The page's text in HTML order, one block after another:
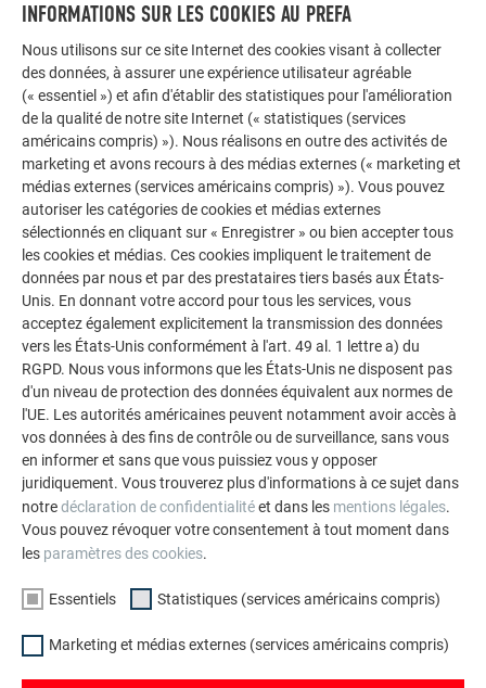
Poches à clous avec
Marteau de serrurier
Cisaille
Cisaille
Pince à plier
Pince à déplier
INFORMATIONS SUR LES COOKIES AU PREFA
Nous utilisons sur ce site Internet des cookies visant à collecter
des données, à assurer une expérience utilisateur agréable
(« essentiel ») et afin d'établir des statistiques pour l'amélioration
de la qualité de notre site Internet (« statistiques (services
américains compris) »). Nous réalisons en outre des activités de
marketing et avons recours à des médias externes (« marketing et
médias externes (services américains compris) »). Vous pouvez
autoriser les catégories de cookies et médias externes
sélectionnés en cliquant sur « Enregistrer » ou bien accepter tous
les cookies et médias. Ces cookies impliquent le traitement de
données par nous et par des prestataires tiers basés aux États-
Unis. En donnant votre accord pour tous les services, vous
acceptez également explicitement la transmission des données
vers les États-Unis conformément à l'art. 49 al. 1 lettre a) du
RGPD. Nous vous informons que les États-Unis ne disposent pas
d'un niveau de protection des données équivalent aux normes de
l'UE. Les autorités américaines peuvent notamment avoir accès à
vos données à des fins de contrôle ou de surveillance, sans vous
en informer et sans que vous puissiez vous y opposer
juridiquement. Vous trouverez plus d'informations à ce sujet dans
notredéclaration de confidentialitéet dans les mentions légales.
Vous pouvez révoquer votre consentement à tout moment dans
les paramètres des cookies.
Essentiels Statistiques (services américains compris)
Marketing et médias externes (services américains compris)